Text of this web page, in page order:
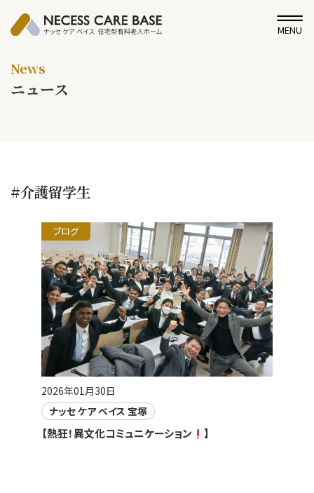
MENU
News
ニュース
#介護留学生
ブログ
2026年01月30日
ナッセ ケア ベイス 宝塚
【熱狂！異文化コミュニケーション 】